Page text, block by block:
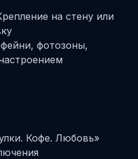
на стену или
фотозоны,
Кофе. Любовь»